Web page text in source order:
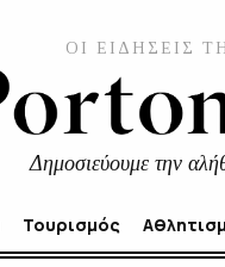
ΟΙ ΕΙΔΗΣΕΙΣ
Δημοσιεύουμε την
Τουρισμός